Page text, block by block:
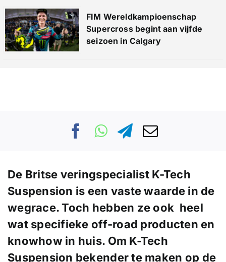
FIM Wereldkampioenschap
Supercross begint aan vijfde
seizoen in Calgary
De Britse veringspecialist K-Tech
Suspension is een vaste waarde in de
wegrace. Toch hebben ze ook heel
wat specifieke off-road producten en
knowhow in huis. Om K-Tech
Suspension bekender te maken op de